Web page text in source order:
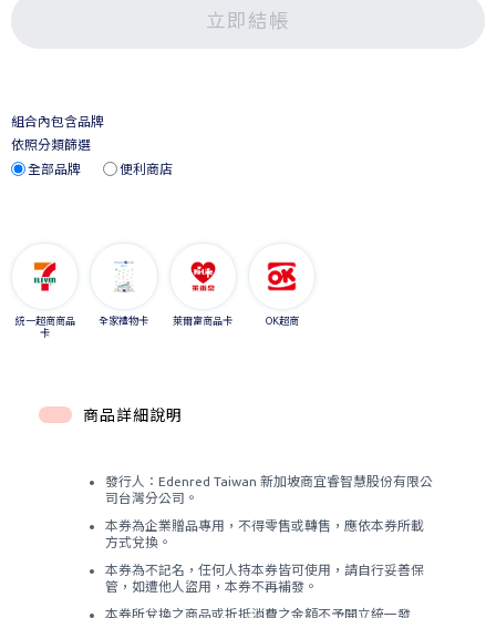
立即結帳
組合內包含品牌
依照分類篩選
全部品牌
便利商店
統一超商商品
卡
全家禮物卡 萊爾富商品卡 OK超商
商品詳細說明
發行人：Edenred Taiwan 新加坡商宜睿智慧股份有限公
司台灣分公司。
本券為企業贈品專用，不得零售或轉售，應依本券所載
方式兌換。
本券為不記名，任何人持本券皆可使用，請自行妥善保
管，如遭他人盜用，本券不再補發。
本券所兌換之商品或折抵消費之金額不予開立統一發